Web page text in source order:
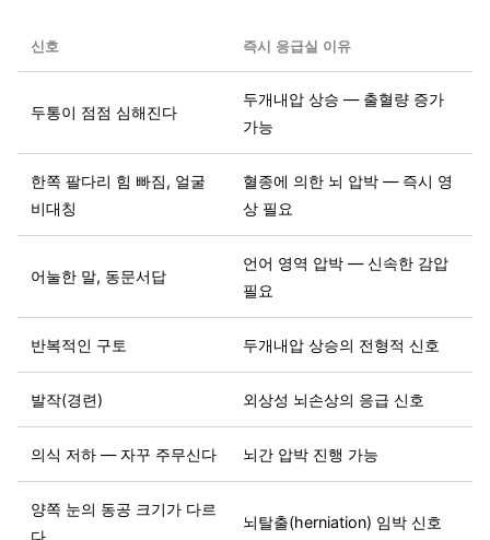
신호 즉시 응급실 이유
두통이 점점 심해진다
두개내압 상승 — 출혈량 증가
가능
한쪽 팔다리 힘 빠짐, 얼굴
비대칭
혈종에 의한 뇌 압박 — 즉시 영
상 필요
어눌한 말, 동문서답
언어 영역 압박 — 신속한 감압
필요
반복적인 구토 두개내압 상승의 전형적 신호
발작(경련) 외상성 뇌손상의 응급 신호
의식 저하 — 자꾸 주무신다 뇌간 압박 진행 가능
양쪽 눈의 동공 크기가 다르
다
뇌탈출(herniation) 임박 신호